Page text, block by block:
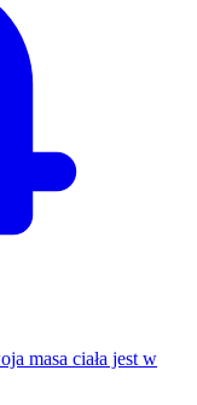
masa ciała jest w